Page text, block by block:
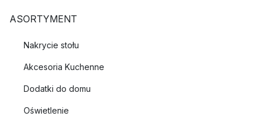
ASORTYMENT
Nakrycie stołu
Akcesoria Kuchenne
Dodatki do domu
Oświetlenie